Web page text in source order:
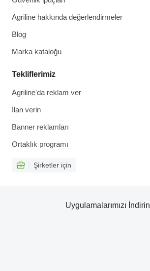
Agriline hakkında değerlendirmeler
Blog
Marka kataloğu
Tekliflerimiz
Agriline'da reklam ver
İlan verin
Banner reklamları
Ortaklık programı
Şirketler için
Uygulamalarımızı İndirin